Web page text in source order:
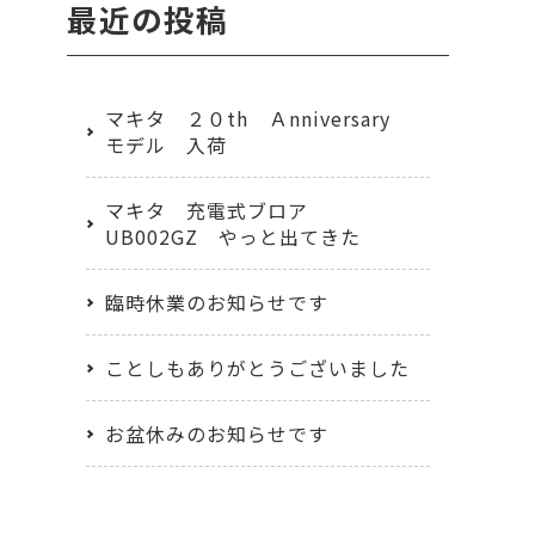
最近の投稿
マキタ ２０th Ａnniversary
モデル 入荷
マキタ 充電式ブロア
UB002GZ やっと出てきた
臨時休業のお知らせです
ことしもありがとうございました
お盆休みのお知らせです